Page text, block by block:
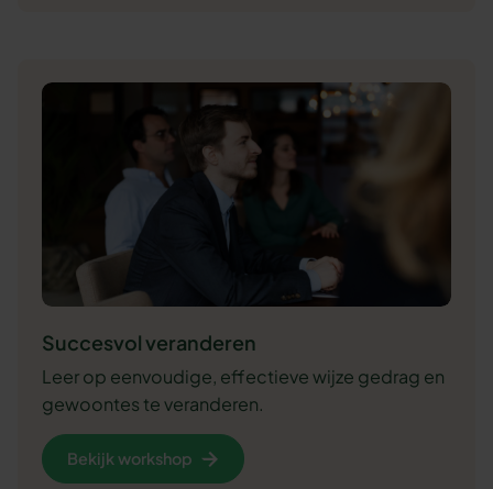
Succesvol veranderen
Leer op eenvoudige, effectieve wijze gedrag en
gewoontes te veranderen.
Bekijk workshop